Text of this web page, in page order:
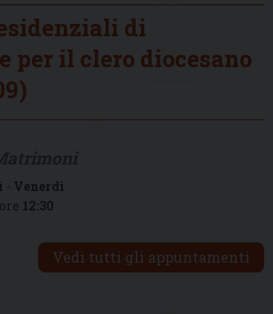
di
per il clero diocesano
- Venerdì
12:30
Vedi tutti gli appuntamenti